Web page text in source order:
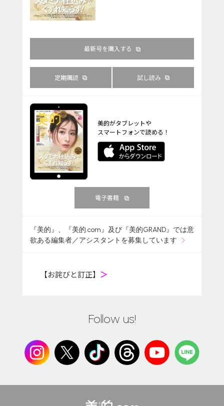
最新号を購入する
定期購読 試し読み
美的がタブレットや
スマートフォンで読める！
電子書籍
『美的』、『美的.com』及び『美的GRAND』では意
欲ある編集者／アシスタントを募集しています
【お詫びと訂正】 ＞
Follow us!